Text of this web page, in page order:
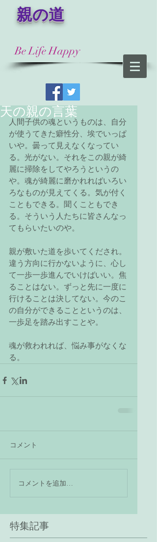
​ 親の道
Be Life Happy
天の親の言葉
人間子供の魂というものは、自分
が使うてきた癖性分、埃でいっぱ
いや。曇って見えなくなってい
る。光がない。それをこの親が綺
麗に掃除をしてやろうというの
や。魂が綺麗に磨かれればいろい
ろなものが見えてくる。気が付く
こともできる。聞くこともでき
る。そういう人たちに皆さんなっ
てもらいたいのや。
親が敷いた道を歩いてくだされ。
違う方向に行かないように、心し
て一歩一歩進んでいけばいい。焦
ることはない。ずっと先に一度に
行けることは決してない。今のこ
の自分ができることというのは、
一歩足を踏み出すことや。
魂が救われれば、悩み事がなくな
る。
コメント
コメントを追加…
特集記事